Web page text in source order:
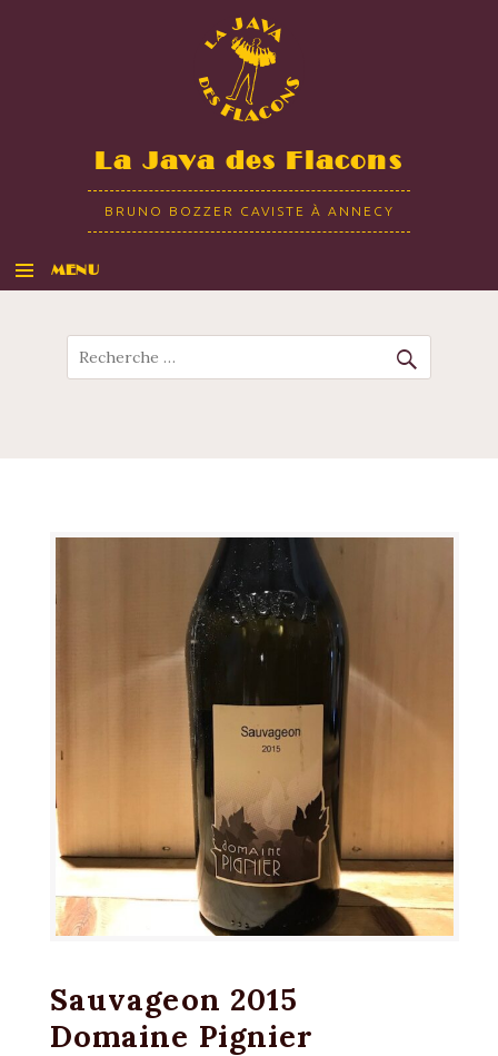
La Java des Flacons
BRUNO BOZZER CAVISTE À ANNECY
MENU
Recherche
Sauvageon 2015
Domaine Pignier